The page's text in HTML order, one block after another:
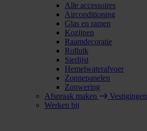
Alle accessoires
Airconditioning
Glas en ramen
Kozijnen
Raamdecoratie
Rolluik
Sierlijst
Hemelwaterafvoer
Zonnepanelen
Zonwering
Afspraak maken
Vestigingen
Werken bij